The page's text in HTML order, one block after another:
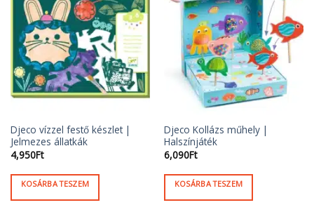
Djeco vízzel festő készlet |
Jelmezes állatkák
4,950Ft
KOSÁRBA TESZEM
Djeco Kollázs műhely |
Halszínjáték
6,090Ft
KOSÁRBA TESZEM